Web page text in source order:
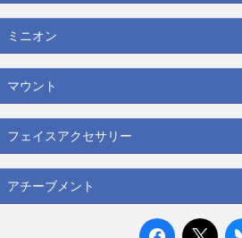
ミニオン
マウント
フェイスアクセサリー
アチーブメント